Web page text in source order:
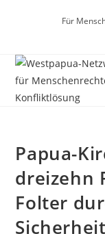
Für
Papua-
dreizehn
Folter